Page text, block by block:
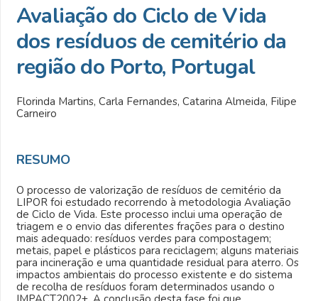
Avaliação do Ciclo de Vida
dos resíduos de cemitério da
região do Porto, Portugal
Florinda Martins, Carla Fernandes, Catarina Almeida, Filipe
Carneiro
RESUMO
O processo de valorização de resíduos de cemitério da
LIPOR foi estudado recorrendo à metodologia Avaliação
de Ciclo de Vida. Este processo inclui uma operação de
triagem e o envio das diferentes frações para o destino
mais adequado: resíduos verdes para compostagem;
metais, papel e plásticos para reciclagem; alguns materiais
para incineração e uma quantidade residual para aterro. Os
impactos ambientais do processo existente e do sistema
de recolha de resíduos foram determinados usando o